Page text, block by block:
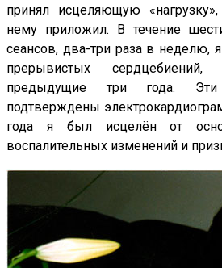
принял исцеляющую
нему приложил. В течение
сеансов, два-три раза в неделю,
прерывистых сердцебиений,
предыдущие три года.
подтверждены
года я был исцелён от
воспалительных изменений и